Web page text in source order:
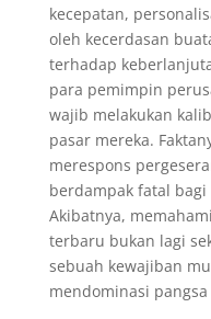
kecepatan,
oleh kecerdasan
terhadap
para pemimpin
wajib melakukan
pasar mereka.
merespons
berdampak fatal
Akibatnya,
terbaru bukan lagi
sebuah kewajiban
mendominasi pangsa